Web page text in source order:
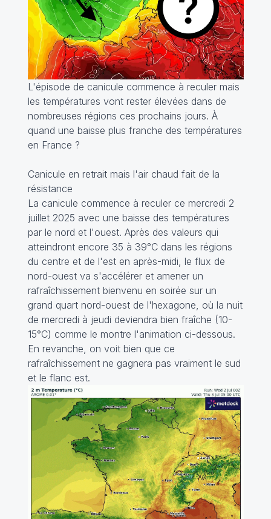
L'épisode de canicule commence à reculer mais
les températures vont rester élevées dans de
nombreuses régions ces prochains jours. À
quand une baisse plus franche des températures
en France ?
Canicule en retrait mais l'air chaud fait de la
résistance
La canicule commence à reculer ce mercredi 2
juillet 2025 avec une baisse des températures
par le nord et l'ouest. Après des valeurs qui
atteindront encore 35 à 39°C dans les régions
du centre et de l'est en après-midi, le flux de
nord-ouest va s'accélérer et amener un
rafraîchissement bienvenu en soirée sur un
grand quart nord-ouest de l'hexagone, où la nuit
de mercredi à jeudi deviendra bien fraîche (10-
15°C) comme le montre l'animation ci-dessous.
En revanche, on voit bien que ce
rafraîchissement ne gagnera pas vraiment le sud
et le flanc est.